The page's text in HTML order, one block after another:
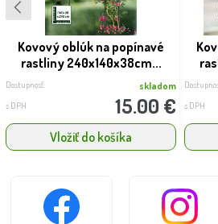
Kovový oblúk na popínavé
rastliny 240x140x38cm...
Dostupnosť: skladom
s DPH 15.00 €
Vložiť do košíka
s DPH